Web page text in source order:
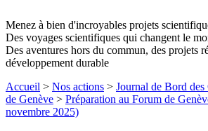
Menez à bien d'incroyables projets
Des voyages scientifiques qui changent le
Des aventures hors du commun, des projets
développement durable
Accueil > Nos actions > Journal de Bord des
de Genève > Préparation au Forum de
novembre 2025)